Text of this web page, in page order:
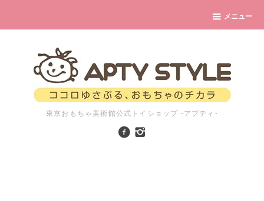
メニュー
東京おもちゃ美術館公式トイショップ -アプティ-